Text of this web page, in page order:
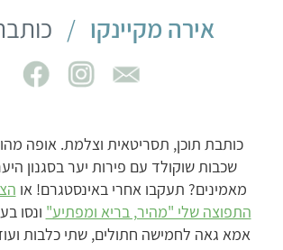
אירה מקיינקו /
Instagram
Facebook
כותבת תוכן, תסריטאית וצלמת. אופה
שכבות שוקולד עם פירות יער בסגנון
מאמינים? תעקבו אחרי באינסטגרם! או
התפוצה שלי "מהיר, בריא ומפתיע" ונסו
אמא גאה לחמישה חתולים, שתי כלבות